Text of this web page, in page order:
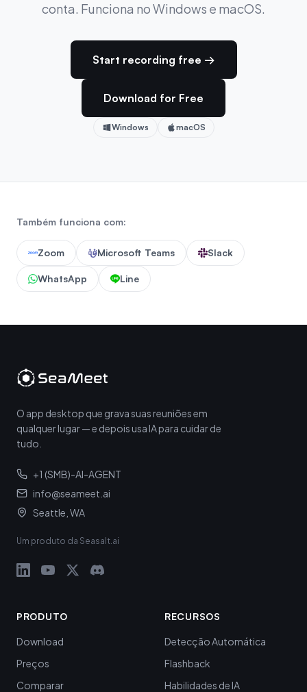
conta. Funciona no Windows e macOS.
Start recording free →
Download for Free
Windows macOS
Também funciona com:
Zoom Microsoft Teams Slack
WhatsApp Line
O app desktop que grava suas reuniões em
qualquer lugar — e depois usa IA para cuidar de
tudo.
+1 (SMB)-AI-AGENT
info@seameet.ai
Seattle, WA
Um produto da Seasalt.ai
PRODUTO
Download
Preços
Comparar
RECURSOS
Detecção Automática
Flashback
Habilidades de IA